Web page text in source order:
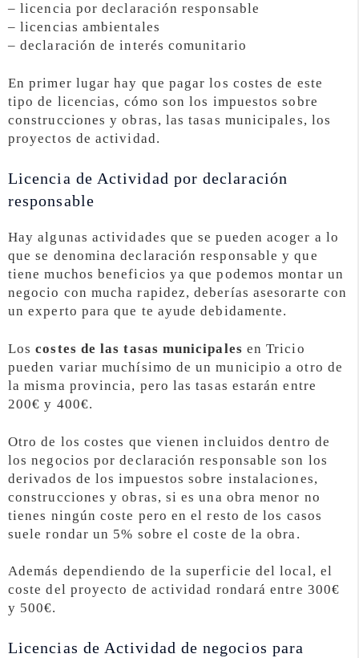
– licencia por declaración responsable
– licencias ambientales
– declaración de interés comunitario
En primer lugar hay que pagar los costes de este
tipo de licencias, cómo son los impuestos sobre
construcciones y obras, las tasas municipales, los
proyectos de actividad.
Licencia de Actividad por declaración
responsable
Hay algunas actividades que se pueden acoger a lo
que se denomina declaración responsable y que
tiene muchos beneficios ya que podemos montar un
negocio con mucha rapidez, deberías asesorarte con
un experto para que te ayude debidamente.
Loscostes de las tasas municipales en Tricio
pueden variar muchísimo de un municipio a otro de
la misma provincia, pero las tasas estarán entre
200€ y 400€.
Otro de los costes que vienen incluidos dentro de
los negocios por declaración responsable son los
derivados de los impuestos sobre instalaciones,
construcciones y obras, si es una obra menor no
tienes ningún coste pero en el resto de los casos
suele rondar un 5% sobre el coste de la obra.
Además dependiendo de la superficie del local, el
coste del proyecto de actividad rondará entre 300€
y 500€.
Licencias de Actividad de negocios para